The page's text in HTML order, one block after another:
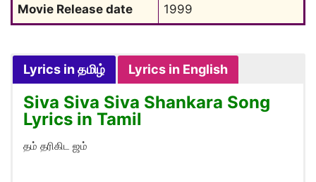
Movie Release date
1999
Lyrics in தமிழ் Lyrics in English
Siva Siva Siva Shankara Song
Lyrics in Tamil
தம் தரிகிட ஜம்